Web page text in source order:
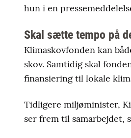
hun i en
Skal sætte tempo på
Klimaskovfonden kan
skov. Samtidig skal
finansiering til lokale
Tidligere miljøminister,
ser frem til samarbejdet,